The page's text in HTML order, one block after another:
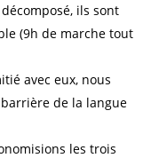
ils sont
(9h de marche tout
avec eux, nous
barrière de la langue
les trois